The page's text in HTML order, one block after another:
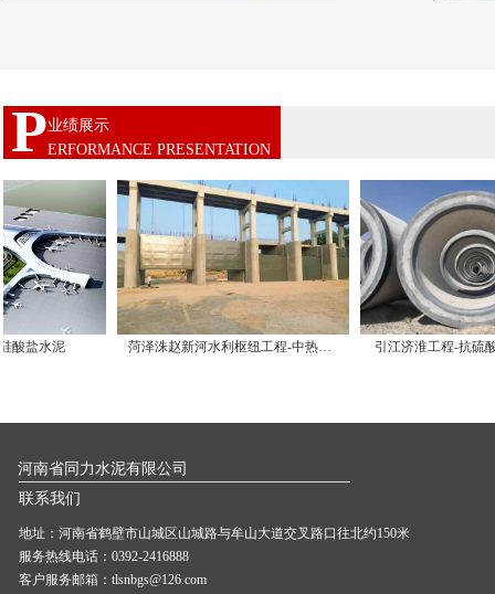
P业绩展示
ERFORMANCE PRESENTATION
菏泽洙赵新河水利枢纽工程-中热硅酸盐水泥 引江济淮工程-抗硫酸盐硅酸
地址：河南省鹤壁市山城区山城路与牟山大道交叉路口往北约150米
服务热线电话：0392-2416888
客户服务邮箱：tlsnbgs@126.com
联系我们
河南省同力水泥有限公司